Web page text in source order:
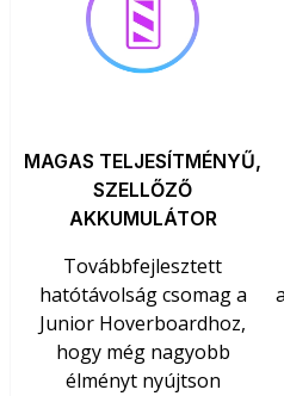
MAGAS TELJESÍTMÉNYŰ,
SZELLŐZŐ
AKKUMULÁTOR
Továbbfejlesztett
hatótávolság csomag a
Junior Hoverboardhoz,
hogy még nagyobb
élményt nyújtson